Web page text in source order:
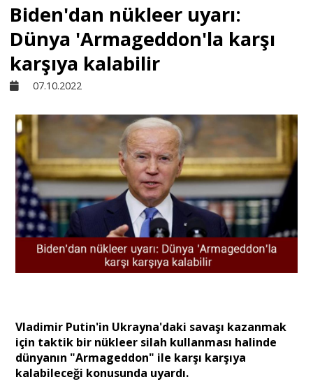
Derkenar
Sivil Toplum
Kültür - Sanat
Ekonomi
Dünya
Yorum - Analiz
Yazı Dizisi
Biden'dan nükleer uyarı:
Dünya 'Armageddon'la karşı
karşıya kalabilir
07.10.2022
Vladimir Putin'in Ukrayna'daki savaşı kazanmak
için taktik bir nükleer silah kullanması halinde
dünyanın "Armageddon" ile karşı karşıya
kalabileceği konusunda uyardı.